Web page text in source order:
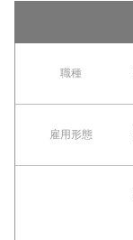
職種
雇用形態